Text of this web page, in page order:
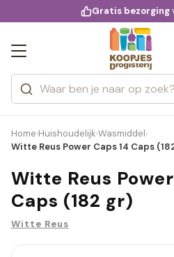
voor 20:00
Gratis bezorging
Zoeken
Categorieën
Merken
Home›Huishoudelijk›Wasmiddel›
Witte Reus Power Caps 14 Caps
Witte Reus
Caps (182 gr)
Witte Reus